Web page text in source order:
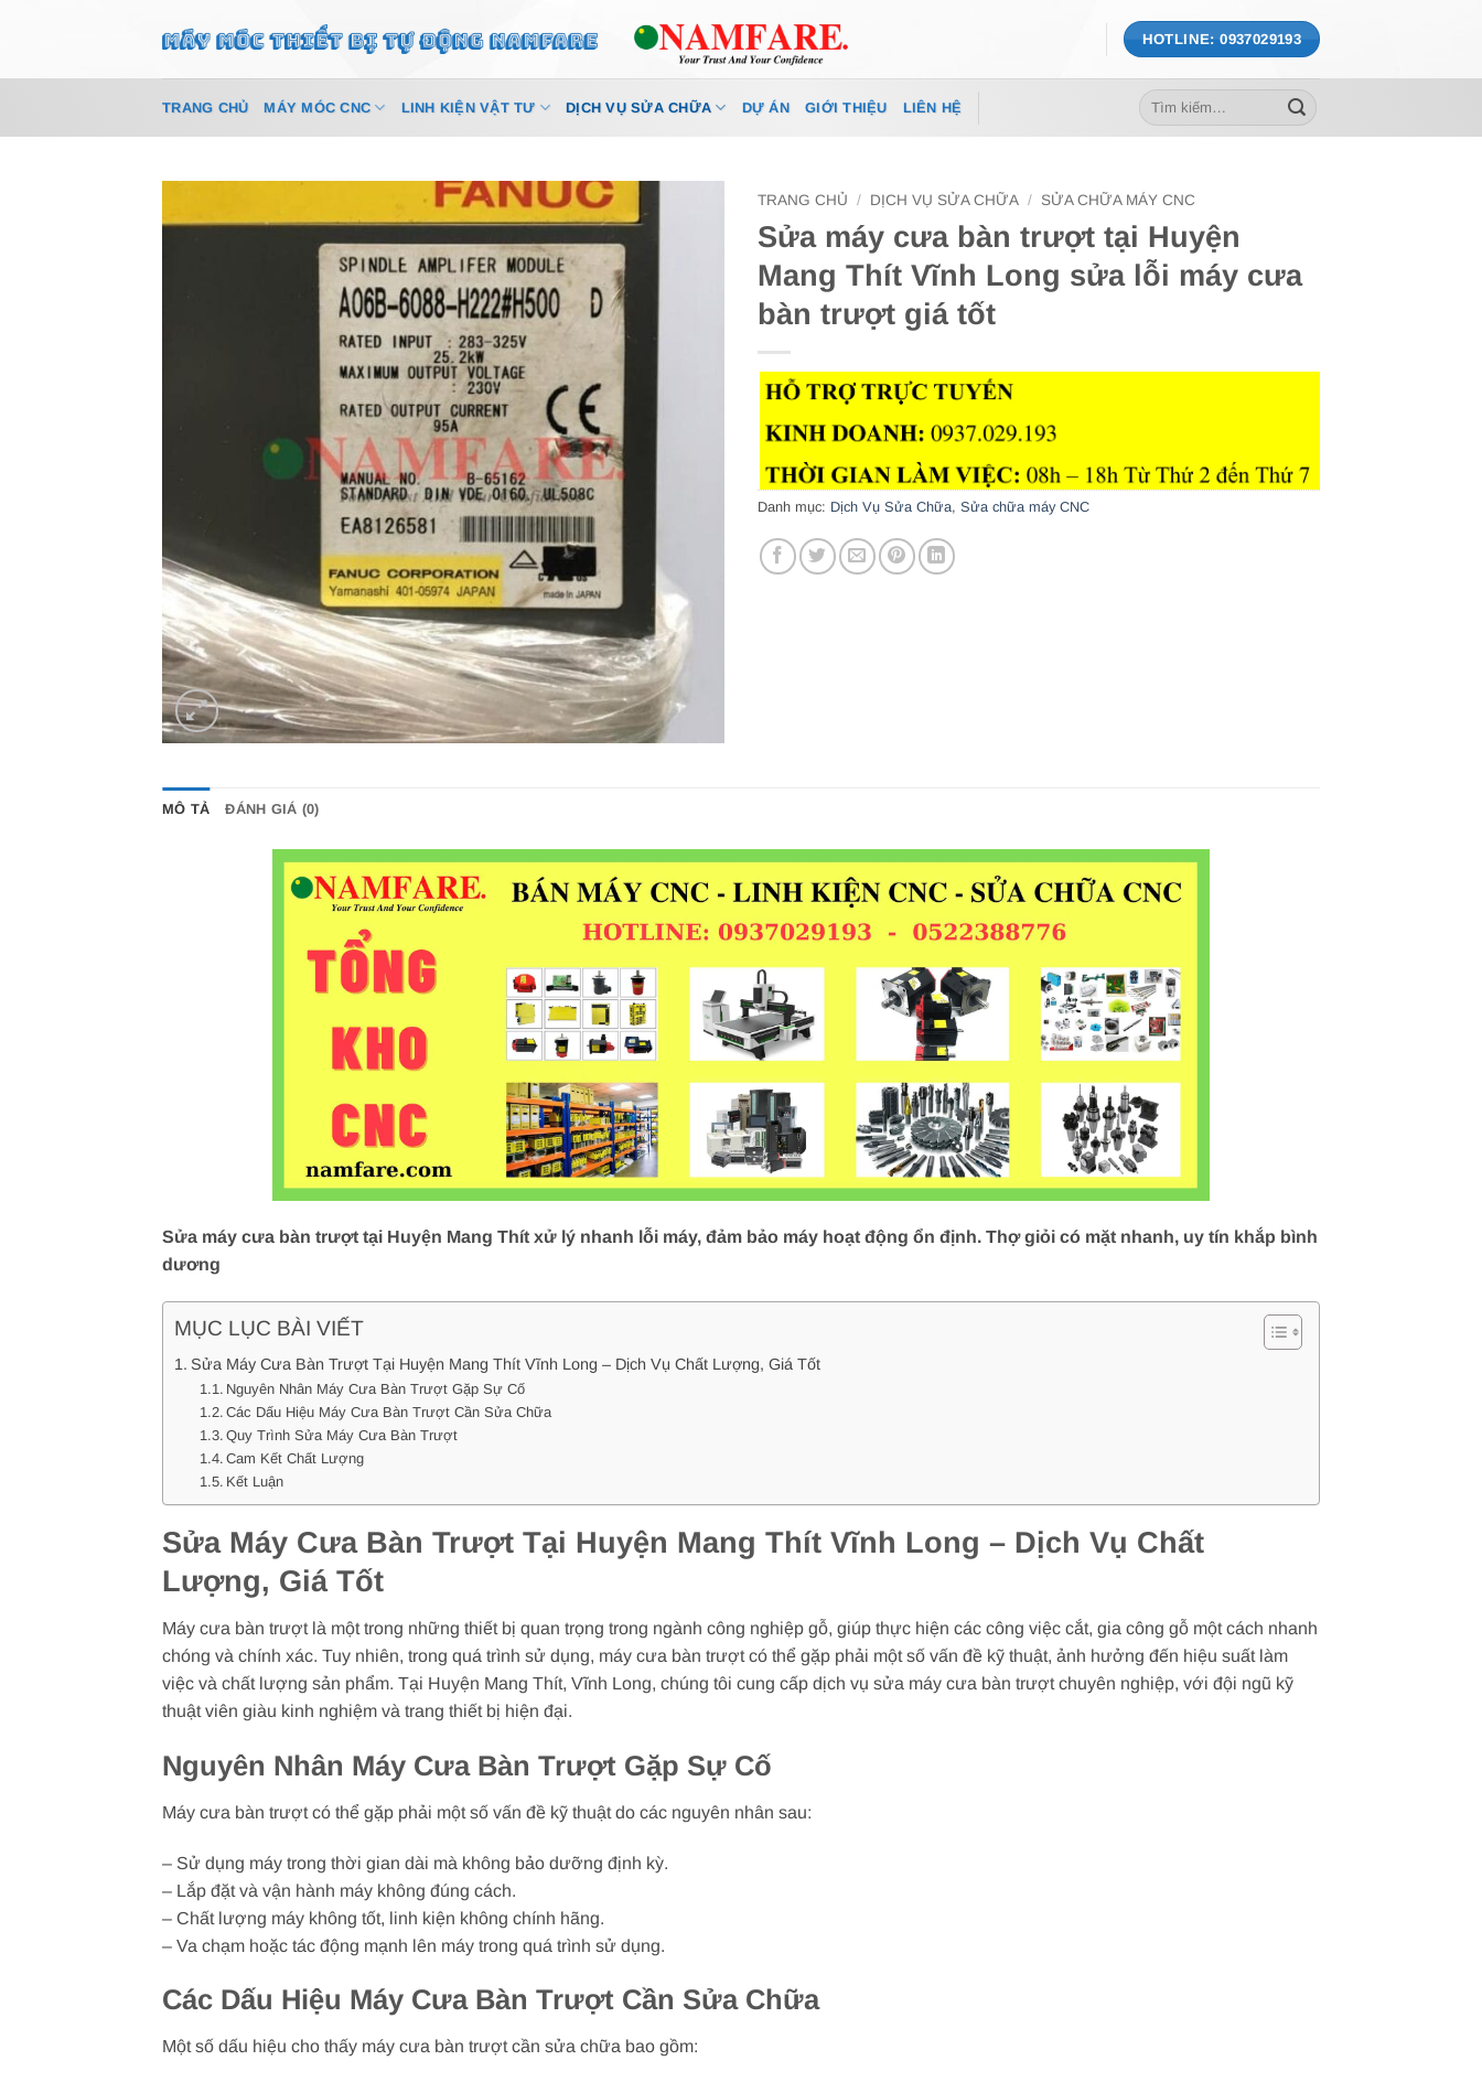
HOTLINE: 0937029193
TRANG CHỦ MÁY MÓC CNC LINH KIỆN VẬT TƯ DỊCH VỤ SỬA CHỮA DỰ ÁN GIỚI THIỆU LIÊN HỆ
Tìm
kiếm:
TRANG CHỦ / DỊCH VỤ SỬA CHỮA / SỬA CHỮA MÁY CNC
Sửa máy cưa bàn trượt tại Huyện
Mang Thít Vĩnh Long sửa lỗi máy cưa
bàn trượt giá tốt
Danh mục: Dịch Vụ Sửa Chữa, Sửa chữa máy CNC
MÔ TẢ ĐÁNH GIÁ (0)
Sửa máy cưa bàn trượt tại Huyện Mang Thít xử lý nhanh lỗi máy, đảm bảo máy hoạt động ổn định. Thợ giỏi có mặt nhanh, uy tín khắp bình
dương
MỤC LỤC BÀI VIẾT
Sửa Máy Cưa Bàn Trượt Tại Huyện Mang Thít Vĩnh Long – Dịch Vụ Chất Lượng, Giá Tốt
Nguyên Nhân Máy Cưa Bàn Trượt Gặp Sự Cố
Các Dấu Hiệu Máy Cưa Bàn Trượt Cần Sửa Chữa
Quy Trình Sửa Máy Cưa Bàn Trượt
Cam Kết Chất Lượng
Kết Luận
Sửa Máy Cưa Bàn Trượt Tại Huyện Mang Thít Vĩnh Long – Dịch Vụ Chất
Lượng, Giá Tốt
Máy cưa bàn trượt là một trong những thiết bị quan trọng trong ngành công nghiệp gỗ, giúp thực hiện các công việc cắt, gia công gỗ một cách nhanh
chóng và chính xác. Tuy nhiên, trong quá trình sử dụng, máy cưa bàn trượt có thể gặp phải một số vấn đề kỹ thuật, ảnh hưởng đến hiệu suất làm
việc và chất lượng sản phẩm. Tại Huyện Mang Thít, Vĩnh Long, chúng tôi cung cấp dịch vụ sửa máy cưa bàn trượt chuyên nghiệp, với đội ngũ kỹ
thuật viên giàu kinh nghiệm và trang thiết bị hiện đại.
Nguyên Nhân Máy Cưa Bàn Trượt Gặp Sự Cố
Máy cưa bàn trượt có thể gặp phải một số vấn đề kỹ thuật do các nguyên nhân sau:
– Sử dụng máy trong thời gian dài mà không bảo dưỡng định kỳ.
– Lắp đặt và vận hành máy không đúng cách.
– Chất lượng máy không tốt, linh kiện không chính hãng.
– Va chạm hoặc tác động mạnh lên máy trong quá trình sử dụng.
Các Dấu Hiệu Máy Cưa Bàn Trượt Cần Sửa Chữa
Một số dấu hiệu cho thấy máy cưa bàn trượt cần sửa chữa bao gồm: